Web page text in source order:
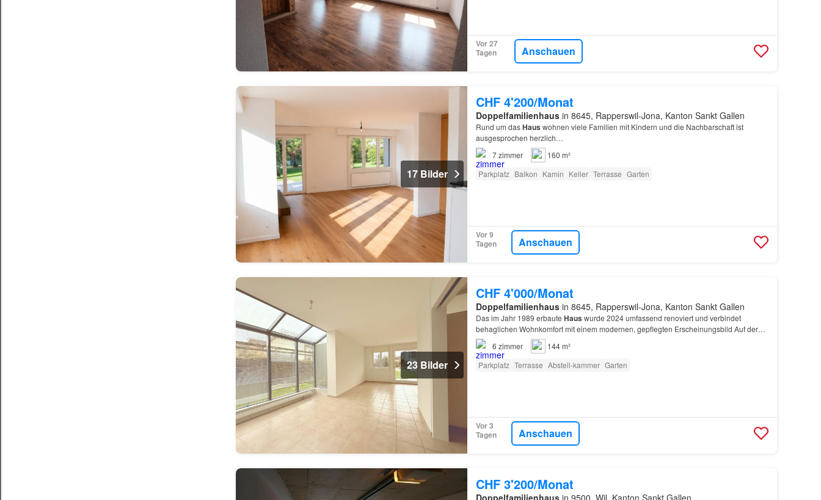
Vor 27
Tagen
Anschauen
17 Bilder
CHF 4'200/Monat
Doppelfamilienhausin 8645, Rapperswil-Jona, Kanton Sankt Gallen
Rund um dasHaus wohnen viele Familien mit Kindern und die Nachbarschaft ist
ausgesprochen herzlich…
7zimmer
160 m²
Parkplatz Balkon Kamin Keller Terrasse Garten
Vor 9
Tagen
Anschauen
23 Bilder
CHF 4'000/Monat
Doppelfamilienhausin 8645, Rapperswil-Jona, Kanton Sankt Gallen
Das im Jahr 1989 erbaute Haus wurde 2024 umfassend renoviert und verbindet
behaglichen Wohnkomfort mit einem modernen, gepflegten Erscheinungsbild Auf der
weitläufige Garten mit grosser Terrasse – ideal für Gartenliebhaber, s…
6 zimmer
144 m²
Parkplatz Terrasse Abstell-kammer Garten
Vor 3
Tagen
Anschauen
CHF 3'200/Monat
Doppelfamilienhausin 9500, Wil, Kanton Sankt Gallen